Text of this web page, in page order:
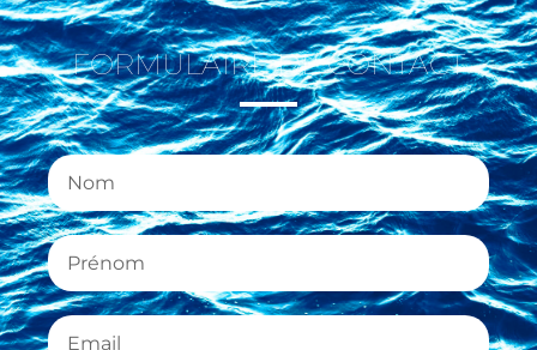
FORMULAIRE DE CONTACT